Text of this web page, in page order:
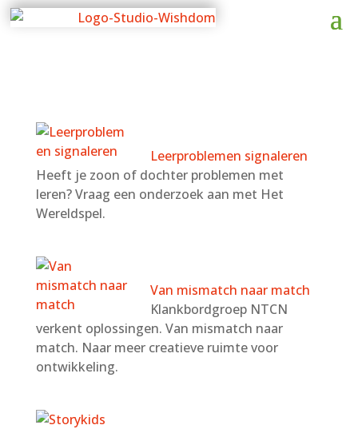
Leerproblemen signaleren
Heeft je zoon of dochter problemen met
leren? Vraag een onderzoek aan met Het
Wereldspel.
Van mismatch naar match
Klankbordgroep NTCN
verkent oplossingen. Van mismatch naar
match. Naar meer creatieve ruimte voor
ontwikkeling.